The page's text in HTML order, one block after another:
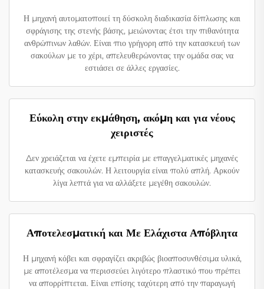
Η μηχανή αυτοματοποιεί τη δύσκολη διαδικασία δίπλωσης και
σφράγισης της στενής βάσης, μειώνοντας έτσι την πιθανότητα
ανθρώπινων λαθών. Είναι πιο γρήγορη από την κατασκευή των
σακούλων με το χέρι, απελευθερώνοντας την ομάδα σας να
εστιάσει σε άλλες εργασίες.
Εύκολη στην εκμάθηση, ακόμη και για νέους
χειριστές
Δεν χρειάζεται να έχετε εμπειρία με επαγγελματικές μηχανές
κατασκευής σακουλών. Η λειτουργία είναι πολύ απλή. Αρκούν
λίγα λεπτά για να αλλάξετε μεγέθη σακουλών.
Αποτελεσματική και Με Ελάχιστα Απόβλητα
Η μηχανή κόβει και σφραγίζει ακριβώς βιοαποσυνθέσιμα υλικά,
με αποτέλεσμα να περισσεύει λιγότερο πλαστικό που πρέπει
να απορρίπτεται. Είναι επίσης ταχύτερη από την παραγωγή